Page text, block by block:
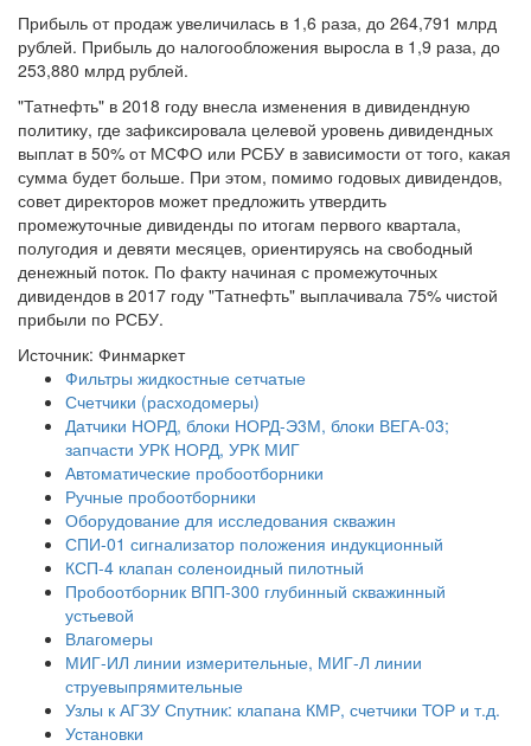
Прибыль от продаж увеличилась в 1,6 раза, до 264,791 млрд
рублей. Прибыль до налогообложения выросла в 1,9 раза, до
253,880 млрд рублей.
"Татнефть" в 2018 году внесла изменения в дивидендную
политику, где зафиксировала целевой уровень дивидендных
выплат в 50% от МСФО или РСБУ в зависимости от того, какая
сумма будет больше. При этом, помимо годовых дивидендов,
совет директоров может предложить утвердить
промежуточные дивиденды по итогам первого квартала,
полугодия и девяти месяцев, ориентируясь на свободный
денежный поток. По факту начиная с промежуточных
дивидендов в 2017 году "Татнефть" выплачивала 75% чистой
прибыли по РСБУ.
Источник: Финмаркет
Фильтры жидкостные сетчатые
Счетчики (расходомеры)
Датчики НОРД, блоки НОРД-Э3М, блоки ВЕГА-03;
запчасти УРК НОРД, УРК МИГ
Автоматические пробоотборники
Ручные пробоотборники
Оборудование для исследования скважин
СПИ-01 сигнализатор положения индукционный
КСП-4 клапан соленоидный пилотный
Пробоотборник ВПП-300 глубинный скважинный
устьевой
Влагомеры
МИГ-ИЛ линии измерительные, МИГ-Л линии
струевыпрямительные
Узлы к АГЗУ Спутник: клапана КМР, счетчики ТОР и т.д.
Установки